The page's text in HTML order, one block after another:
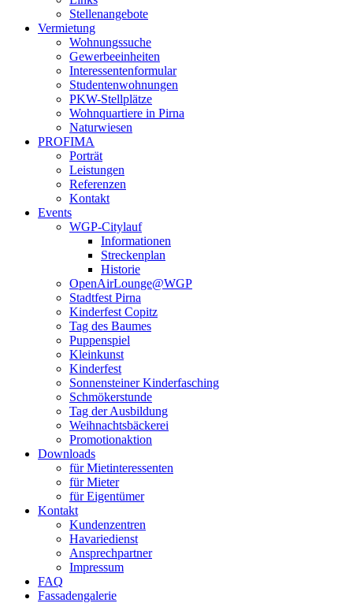
Stellenangebote
Vermietung
Wohnungssuche
Gewerbeeinheiten
Interessentenformular
Studentenwohnungen
PKW-Stellplätze
Wohnquartiere in Pirna
Naturwiesen
PROFIMA
Porträt
Leistungen
Referenzen
Kontakt
Events
WGP-Citylauf
Informationen
Streckenplan
Historie
OpenAirLounge@WGP
Stadtfest Pirna
Kinderfest Copitz
Tag des Baumes
Puppenspiel
Kleinkunst
Kinderfest
Sonnensteiner Kinderfasching
Schmökerstunde
Tag der Ausbildung
Weihnachtsbäckerei
Promotionaktion
Downloads
für Mietinteressenten
für Mieter
für Eigentümer
Kontakt
Kundenzentren
Havariedienst
Ansprechpartner
Impressum
FAQ
Fassadengalerie